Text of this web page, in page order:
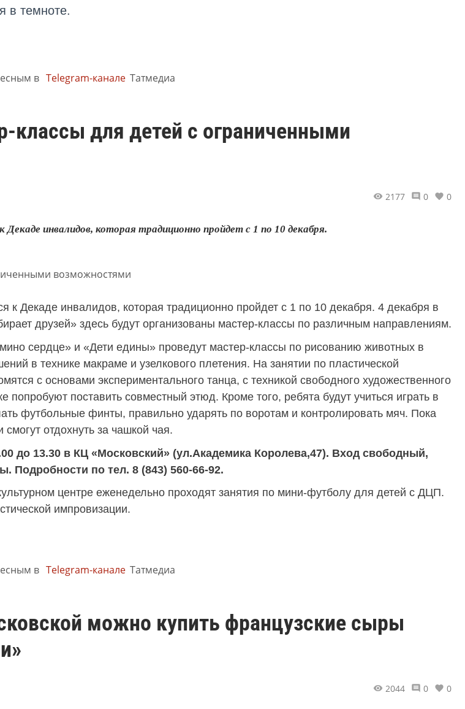
в темноте.
в Telegram-канале Татмедиа
классы для детей с ограниченными
2177 0 0
инвалидов, которая традиционно пройдет с 1 по 10 декабря.
к Декаде инвалидов, которая традиционно пройдет с 1 по 10 декабря. 4 декабря в
друзей» здесь будут организованы мастер-классы по различным направлениям.
сердце» и «Дети едины» проведут мастер-классы по рисованию животных в
в технике макраме и узелкового плетения. На занятии по пластической
с основами экспериментального танца, с техникой свободного художественного
попробуют поставить совместный этюд. Кроме того, ребята будут учиться играть в
футбольные финты, правильно ударять по воротам и контролировать мяч. Пока
отдохнуть за чашкой чая.
до 13.30 в КЦ «Московский» (ул.Академика Королева,47). Вход свободный,
Подробности по тел. 8 (843) 560-66-92.
центре еженедельно проходят занятия по мини-футболу для детей с ДЦП.
импровизации.
в Telegram-канале Татмедиа
можно купить французские сыры
2044 0 0